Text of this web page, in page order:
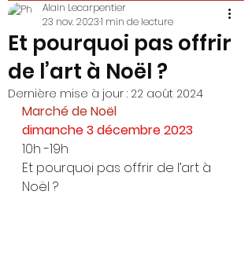
Et pourquoi pas offrir
de l’art à Noël ?
Alain Lecarpentier
23 nov. 20231 min de lecture
Dernière mise à jour : 22 août 2024
Marché de Noël
dimanche 3 décembre 2023
10h -19h
Et pourquoi pas offrir de l’art à
Noël ?